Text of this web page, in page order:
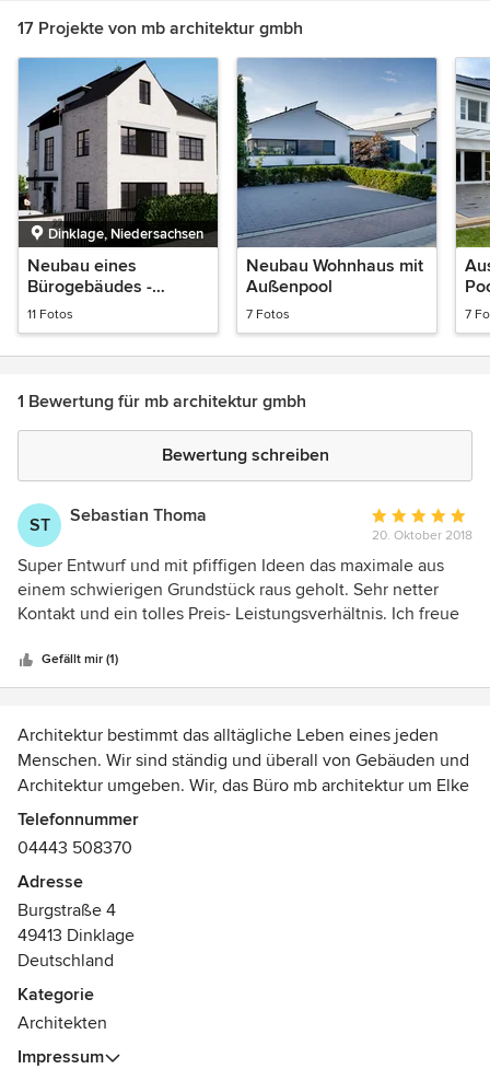
17 Projekte von mb architektur gmbh
Dinklage, Niedersachsen
Neubau eines
Bürogebäudes -
Innenarchitektur
11 Fotos
Neubau Wohnhaus mit
Außenpool
7 Fotos 7
1 Bewertung für mb architektur gmbh
Bewertung schreiben
ST Sebastian Thoma
Bewertung:
5
von
5
20. Oktober 2018
Super Entwurf und mit pfiffigen Ideen das maximale aus
einem schwierigen Grundstück raus geholt. Sehr netter
Kontakt und ein tolles Preis- Leistungsverhältnis. Ich freue
Gefällt mir (1)
Architektur bestimmt das alltägliche Leben eines jeden
Menschen. Wir sind ständig und überall von Gebäuden und
Architektur umgeben. Wir, das Büro mb architektur um Elke
Meinert-Bahlmann, haben es uns deshalb zur Aufgabe
gemacht, die Qualität des Lebensumfeldes unserer Kunden
bei Ihren Vorstellungen und Wünschen und planen mit
Ihnen gemeinsam. Bei der Realisierung Ihres Projektes
stehen wir Ihnen mit Engagement und Tatkraft zur Seite.
Telefonnummer
04443 508370
Adresse
Burgstraße 4
49413 Dinklage
Deutschland
Kategorie
Architekten
Impressum